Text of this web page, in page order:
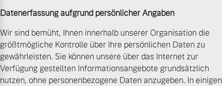
Plug-in Hybrid
3 Modelle
Aktuelle Angebote
Über uns
Datenerfassung aufgrund persönlicher Angaben
Wir sind bemüht, Ihnen innerhalb unserer Organisation die
größtmögliche Kontrolle über Ihre persönlichen Daten zu
gewährleisten. Sie können unsere über das Internet zur
Verfügung gestellten Informationsangebote grundsätzlich
nutzen, ohne personenbezogene Daten anzugeben. In einigen